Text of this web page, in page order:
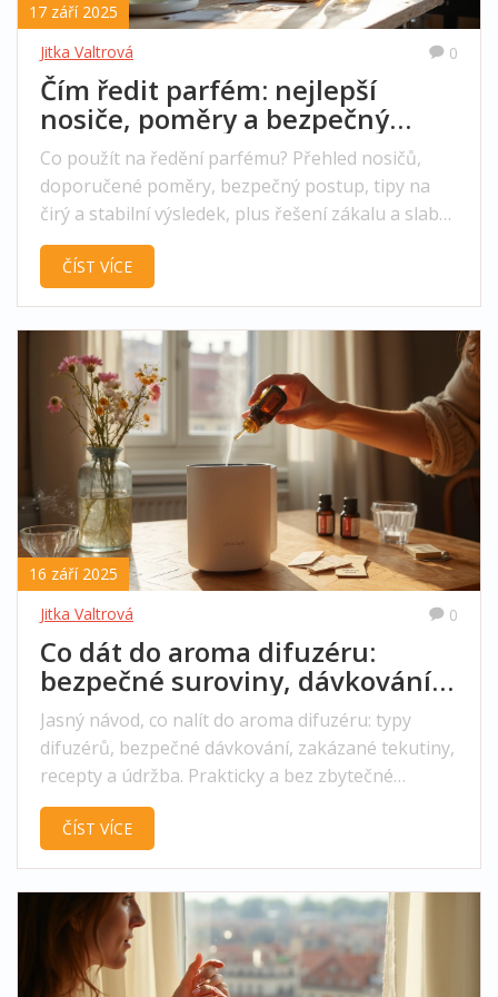
17 září 2025
Jitka Valtrová
0
Čím ředit parfém: nejlepší
nosiče, poměry a bezpečný
postup (průvodce)
Co použít na ředění parfému? Přehled nosičů,
doporučené poměry, bezpečný postup, tipy na
čirý a stabilní výsledek, plus řešení zákalu a slabé
výdrže.
ČÍST VÍCE
16 září 2025
Jitka Valtrová
0
Co dát do aroma difuzéru:
bezpečné suroviny, dávkování a
recepty (2025)
Jasný návod, co nalít do aroma difuzéru: typy
difuzérů, bezpečné dávkování, zakázané tekutiny,
recepty a údržba. Prakticky a bez zbytečné
omáčky.
ČÍST VÍCE